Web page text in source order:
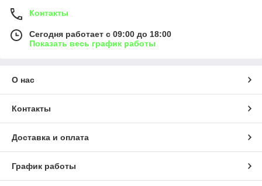
Контакты
Сегодня работает с 09:00 до 18:00
Показать весь график работы
О нас
Контакты
Доставка и оплата
График работы